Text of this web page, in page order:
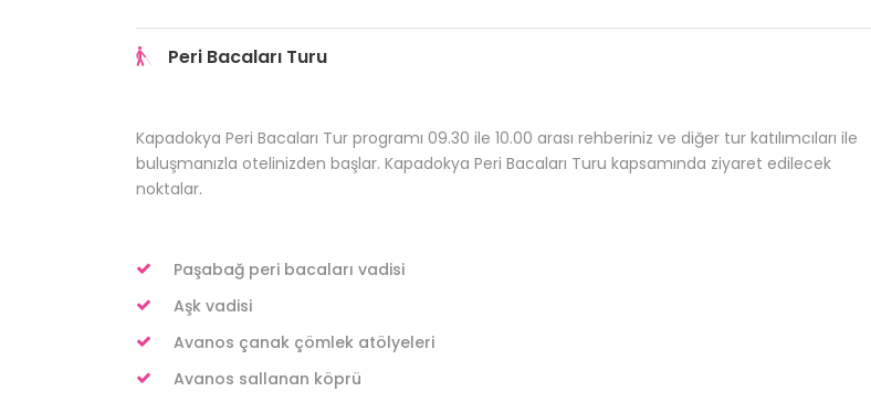
Peri Bacaları Turu
Kapadokya Peri Bacaları Tur programı 09.30 ile 10.00 arası rehberiniz ve diğer tur katılımcıları ile
buluşmanızla otelinizden başlar. Kapadokya Peri Bacaları Turu kapsamında ziyaret edilecek
noktalar.
Paşabağ peri bacaları vadisi
Aşk vadisi
Avanos çanak çömlek atölyeleri
Avanos sallanan köprü